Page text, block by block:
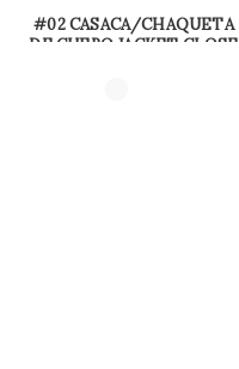
#02 CASACA/CHAQUETA
DE CUERO JACKET CLOSE